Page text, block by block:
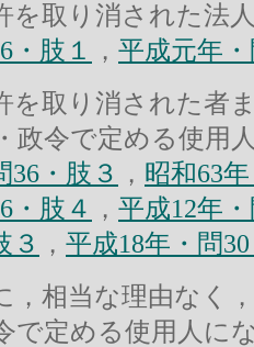
を取り消された法
・肢１ ， 平成元年
を取り消された者
政令で定める使用
36・肢３ ， 昭和63
・肢４ ， 平成12年
３
， 平成18年・問
，相当な理由なく
で定める使用人に